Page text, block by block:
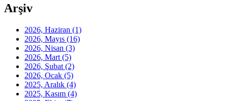
Arşiv
2026, Haziran (1)
2026, Mayıs (16)
2026, Nisan (3)
2026, Mart (5)
2026, Şubat (2)
2026, Ocak (5)
2025, Aralık (4)
2025, Kasım (4)